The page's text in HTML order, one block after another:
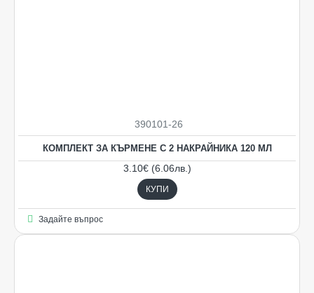
390101-26
КОМПЛЕКТ ЗА КЪРМЕНЕ С 2 НАКРАЙНИКА 120 МЛ
3.10€ (6.06лв.)
КУПИ
Задайте въпрос